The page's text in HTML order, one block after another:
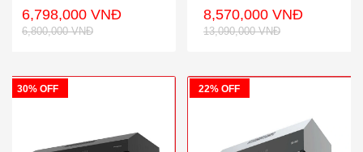
6,798,000 VNĐ
6,800,000 VNĐ
8,570,000 VNĐ
13,090,000 VNĐ
30% OFF 22% OFF